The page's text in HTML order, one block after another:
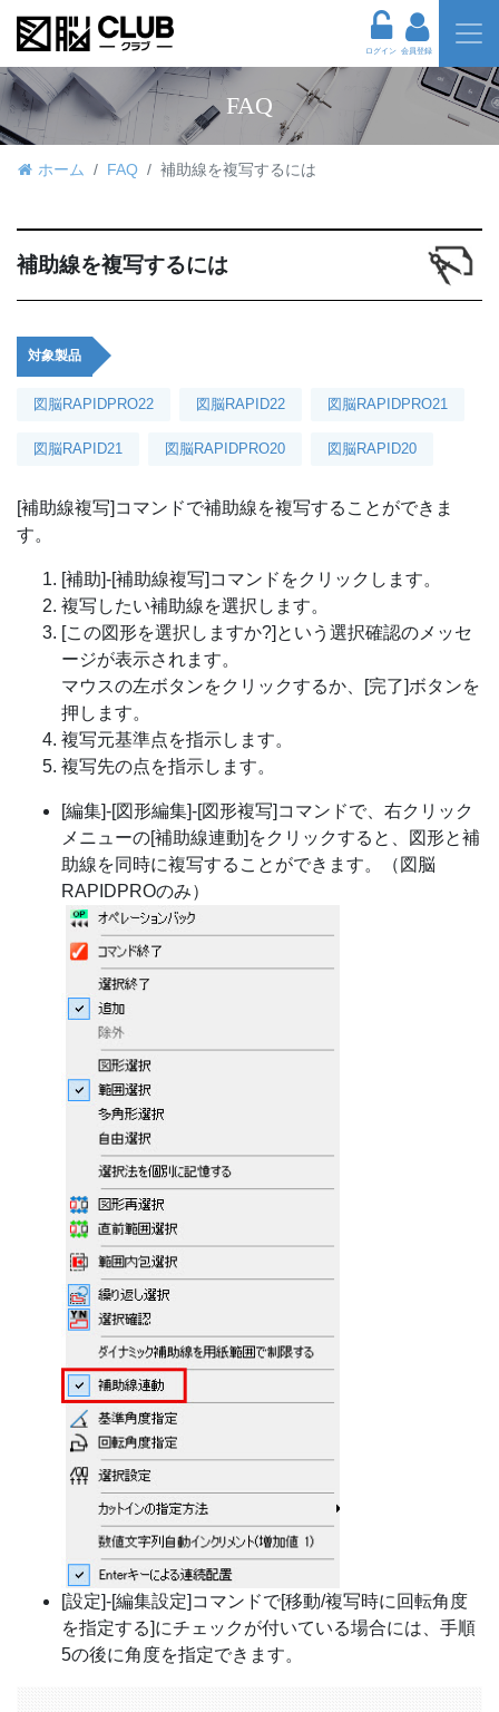
ログイン 会員登録
FAQ
ホーム FAQ 補助線を複写するには
補助線を複写するには
対象製品
図脳RAPIDPRO22 図脳RAPID22 図脳RAPIDPRO21
図脳RAPID21 図脳RAPIDPRO20 図脳RAPID20
[補助線複写]コマンドで補助線を複写することができま
す。
[補助]-[補助線複写]コマンドをクリックします。
複写したい補助線を選択します。
[この図形を選択しますか?]という選択確認のメッセ
ージが表示されます。
マウスの左ボタンをクリックするか、[完了]ボタンを
押します。
複写元基準点を指示します。
複写先の点を指示します。
[編集]-[図形編集]-[図形複写]コマンドで、右クリック
メニューの[補助線連動]をクリックすると、図形と補
助線を同時に複写することができます。（図脳
RAPIDPROのみ）
[設定]-[編集設定]コマンドで[移動/複写時に回転角度
を指定する]にチェックが付いている場合には、手順
5の後に角度を指定できます。